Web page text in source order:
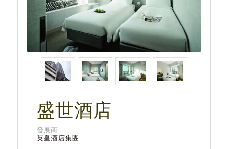
盛世酒店
發展商
英皇酒店集團